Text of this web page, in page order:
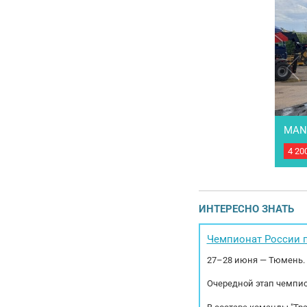
4
ИНТЕРЕСНО ЗНАТЬ
Чемпионат России
27–28 июня — Тюмень.
Очередной этап